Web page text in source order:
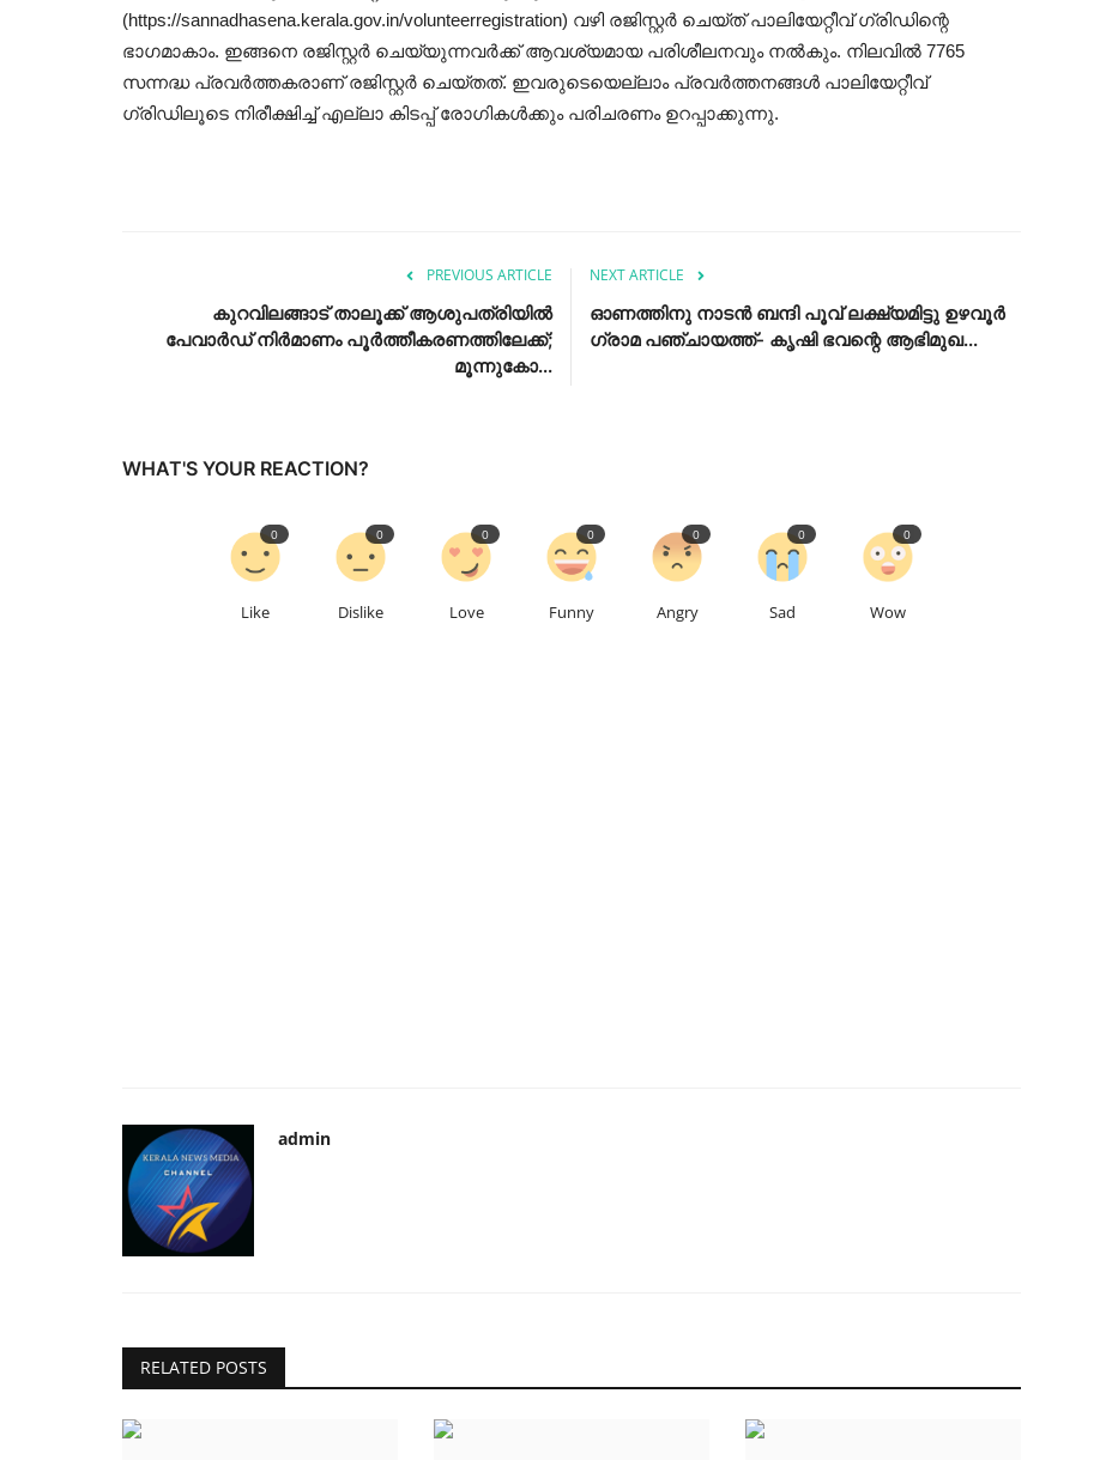
(https://sannadhasena.kerala.gov.in/volunteerregistration) വഴി രജിസ്റ്റര്‍ ചെയ്ത് പാലിയേറ്റീവ് ഗ്രിഡിന്റെ
ഭാഗമാകാം. ഇങ്ങനെ രജിസ്റ്റര്‍ ചെയ്യുന്നവര്‍ക്ക് ആവശ്യമായ പരിശീലനവും നല്‍കും. നിലവില്‍ 7765
സന്നദ്ധ പ്രവര്‍ത്തകരാണ് രജിസ്റ്റര്‍ ചെയ്തത്. ഇവരുടെയെല്ലാം പ്രവര്‍ത്തനങ്ങള്‍ പാലിയേറ്റീവ്
ഗ്രിഡിലൂടെ നിരീക്ഷിച്ച് എല്ലാ കിടപ്പ് രോഗികള്‍ക്കും പരിചരണം ഉറപ്പാക്കുന്നു.
PREVIOUS ARTICLE
കുറവിലങ്ങാട് താലൂക്ക് ആശുപത്രിയിൽ
പേവാർഡ് നിർമാണം പൂർത്തീകരണത്തിലേക്ക്;
മൂന്നുകോ...
NEXT ARTICLE
ഓണത്തിനു നാടൻ ബന്ദി പൂവ് ലക്ഷ്യമിട്ടു ഉഴവൂർ
ഗ്രാമ പഞ്ചായത്ത്- കൃഷി ഭവന്റെ ആഭിമുഖ...
WHAT'S YOUR REACTION?
Like
0
Dislike
0
Love
0
Funny
0
Angry
0
Sad
0
Wow
0
admin
RELATED POSTS